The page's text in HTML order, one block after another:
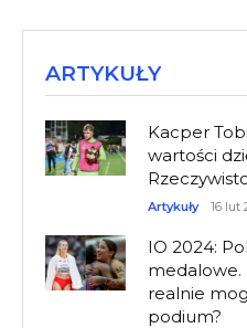
ARTYKUŁY
Kacper
wartości
Artykuły 16 lut
IO 2024:
medalowe.
realnie
podium?